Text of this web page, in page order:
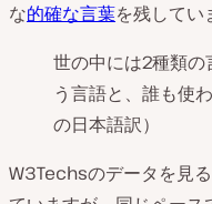
な的確な言葉を残してい
世の中には2種類
う言語と、誰も使
の日本語訳）
W3Techsのデータを見